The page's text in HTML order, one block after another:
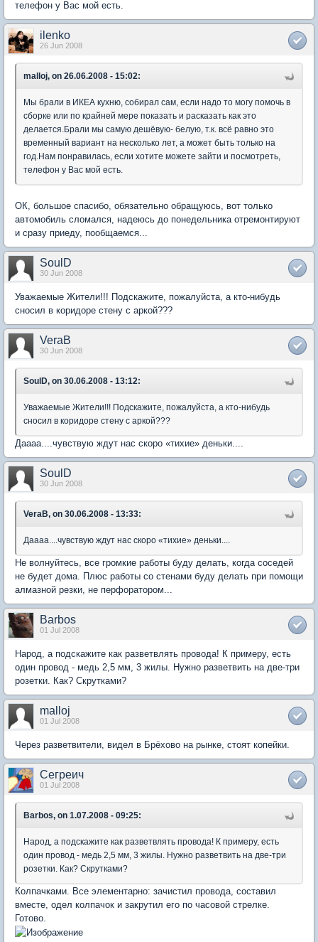
телефон у Вас мой есть.
ilenko
26 Jun 2008
malloj, on 26.06.2008 - 15:02:
Мы брали в ИКЕА кухню, собирал сам, если надо то могу помочь в
сборке или по крайней мере показать и расказать как это
делается.Брали мы самую дешёвую- белую, т.к. всё равно это
временный вариант на несколько лет, а может быть только на
год.Нам понравилась, если хотите можете зайти и посмотреть,
телефон у Вас мой есть.
ОК, большое спасибо, обязательно обращуюсь, вот только
автомобиль сломался, надеюсь до понедельника отремонтируют
и сразу приеду, пообщаемся...
SoulD
30 Jun 2008
Уважаемые Жители!!! Подскажите, пожалуйста, а кто-нибудь
сносил в коридоре стену с аркой???
VeraB
30 Jun 2008
SoulD, on 30.06.2008 - 13:12:
Уважаемые Жители!!! Подскажите, пожалуйста, а кто-нибудь
сносил в коридоре стену с аркой???
Даааа....чувствую ждут нас скоро «тихие» деньки....
SoulD
30 Jun 2008
VeraB, on 30.06.2008 - 13:33:
Даааа....чувствую ждут нас скоро «тихие» деньки....
Не волнуйтесь, все громкие работы буду делать, когда соседей
не будет дома. Плюс работы со стенами буду делать при помощи
алмазной резки, не перфоратором...
Barbos
01 Jul 2008
Народ, а подскажите как разветвлять провода! К примеру, есть
один провод - медь 2,5 мм, 3 жилы. Нужно разветвить на две-три
розетки. Как? Скрутками?
malloj
01 Jul 2008
Через разветвители, видел в Брёхово на рынке, стоят копейки.
Сегреич
01 Jul 2008
Barbos, on 1.07.2008 - 09:25:
Народ, а подскажите как разветвлять провода! К примеру, есть
один провод - медь 2,5 мм, 3 жилы. Нужно разветвить на две-три
розетки. Как? Скрутками?
Колпачками. Все элементарно: зачистил провода, составил
вместе, одел колпачок и закрутил его по часовой стрелке.
Готово.